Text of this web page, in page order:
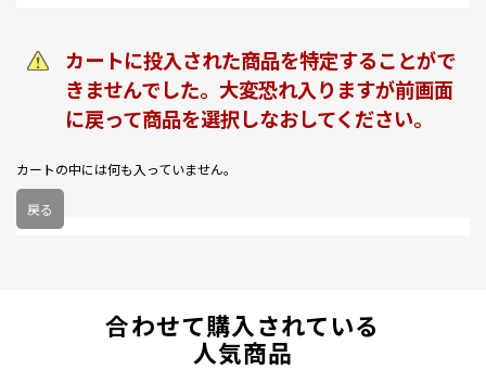
カートに投入された商品を特定することがで
きませんでした。大変恐れ入りますが前画面
に戻って商品を選択しなおしてください。
カートの中には何も入っていません。
戻る
合わせて購入されている
人気商品